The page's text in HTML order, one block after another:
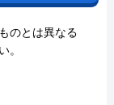
のとは異なる
。